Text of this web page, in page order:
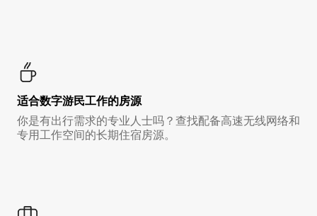
适合数字游民工作的房源
你是有出行需求的专业人士吗？查找配备高速无线网络和
专用工作空间的长期住宿房源。